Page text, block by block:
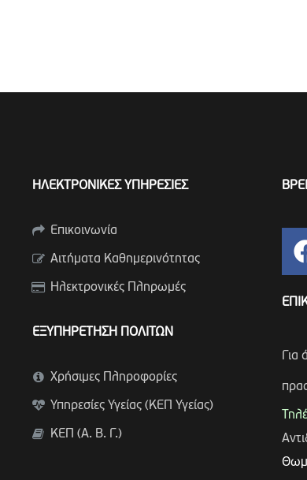
ΗΛΕΚΤΡΟΝΙΚΕΣ ΥΠΗΡΕΣΙΕΣ
Επικοινωνία
Αιτήματα Καθημερινότητας
Ηλεκτρονικές Πληρωμές
ΕΞΥΠΗΡΕΤΗΣΗ ΠΟΛΙΤΩΝ
Χρήσιμες Πληροφορίες
Υπηρεσίες Υγείας (ΚΕΠ Υγείας)
ΚΕΠ (Α. Β. Γ.)